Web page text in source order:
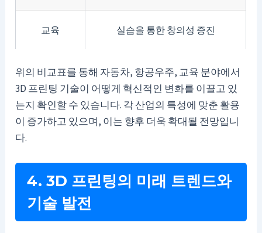
교육 실습을 통한 창의성 증진
위의 비교표를 통해 자동차, 항공우주, 교육 분야에서
3D 프린팅 기술이 어떻게 혁신적인 변화를 이끌고 있
는지 확인할 수 있습니다. 각 산업의 특성에 맞춘 활용
이 증가하고 있으며, 이는 향후 더욱 확대될 전망입니
다.
4. 3D 프린팅의 미래 트렌드와
기술 발전